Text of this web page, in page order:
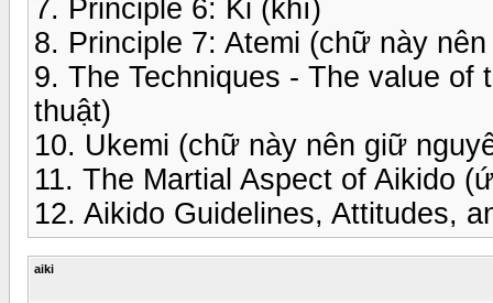
7. Principle 6: Ki (khí)
8. Principle 7: Atemi (chữ này
9. The Techniques - The value of
thuật)
10. Ukemi (chữ này nên giữ
11. The Martial Aspect of Aikido
12. Aikido Guidelines, Attitudes,
aiki